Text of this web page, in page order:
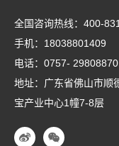
全国咨询热线： 400-
手机： 18038801409
电话： 0757- 29808870
地址：广东省佛山市顺
宝产业中心1幢7-8层